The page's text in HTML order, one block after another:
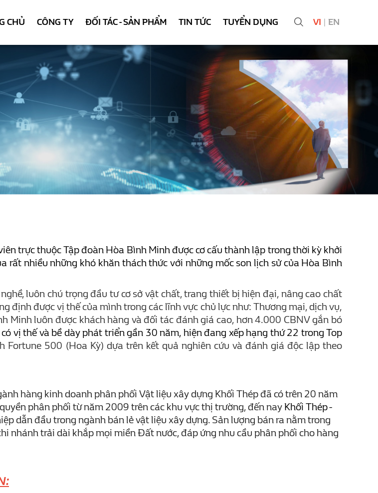
CHỦ CÔNG TY ĐỐI TÁC - SẢN PHẨM TIN TỨC TUYỂN DỤNG VI | EN
trực thuộc Tập đoàn Hòa Bình Minh được cơ cấu thành lập trong thời kỳ khởi
nhiều những khó khăn thách thức với những mốc son lịch sử của Hòa Bình
luôn chú trọng đầu tư cơ sở vật chất, trang thiết bị hiện đại, nâng cao chất
định được vị thế của mình trong các lĩnh vực chủ lực như: Thương mại, dịch vụ,
Minh luôn được khách hàng và đối tác đánh giá cao, hơn 4.000 CBNV gắn bó
vị thế và bề dày phát triển gần 30 năm, hiện đang xếp hạng thứ 22 trong Top
Fortune 500 (Hoa Kỳ) dựa trên kết quả nghiên cứu và đánh giá độc lập theo
hàng kinh doanh phân phối Vật liệu xây dựng Khối Thép đã có trên 20 năm
phân phối từ năm 2009 trên các khu vực thị trường, đến nay Khối Thép -
dẫn đầu trong ngành bán lẻ vật liệu xây dựng. Sản lượng bán ra nằm trong
nhánh trải dài khắp mọi miền Đất nước, đáp ứng nhu cầu phân phối cho hàng